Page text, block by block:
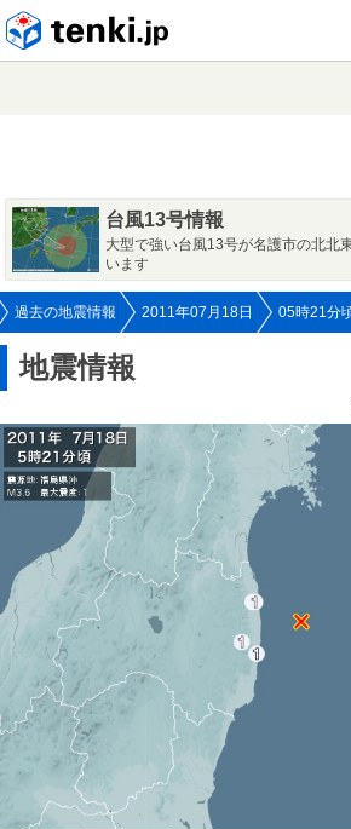
台風13号情報
大型で強い台風13号が名護市の北北
います
過去の地震情報 2011年07月18日 05時21分
地震情報